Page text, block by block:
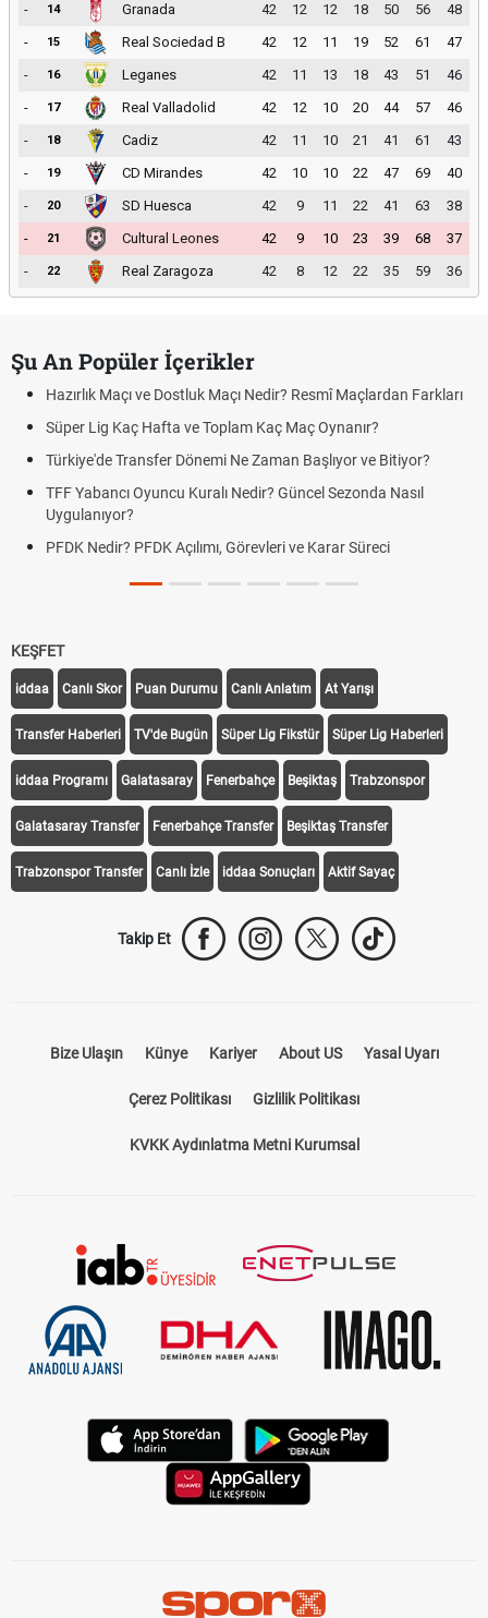
-
14 Granada 42 12 12 18 50 56
48
-
15 Real Sociedad B 42 12 11 19 52 61
47
-
16 Leganes 42 11 13 18 43 51
46
-
17 Real Valladolid 42 12 10 20 44 57
46
-
18 Cadiz 42 11 10 21 41 61
43
-
19 CD Mirandes 42 10 10 22 47 69
40
-
20 SD Huesca 42 9 11 22 41 63
38
-
21 Cultural Leones 42 9 10 23 39 68
37
-
22 Real Zaragoza 42 8 12 22 35 59 36
Şu An Popüler İçerikler
Hazırlık Maçı ve Dostluk Maçı Nedir? Resmî Maçlardan Farkları
Süper Lig Kaç Hafta ve Toplam Kaç Maç Oynanır?
Türkiye'de Transfer Dönemi Ne Zaman Başlıyor ve Bitiyor?
TFF Yabancı Oyuncu Kuralı Nedir? Güncel Sezonda Nasıl
Uygulanıyor?
PFDK Nedir? PFDK Açılımı, Görevleri ve Karar Süreci
KEŞFET
iddaa Canlı Skor Puan Durumu Canlı Anlatım At Yarışı
Transfer Haberleri TV'de Bugün Süper Lig Fikstür Süper Lig Haberleri
iddaa Programı Galatasaray Fenerbahçe Beşiktaş Trabzonspor
Galatasaray Transfer Fenerbahçe Transfer Beşiktaş Transfer
Trabzonspor Transfer Canlı İzle iddaa Sonuçları Aktif Sayaç
Takip Et
Bize Ulaşın Künye Kariyer About US Yasal Uyarı
Çerez Politikası Gizlilik Politikası
KVKK Aydınlatma Metni Kurumsal